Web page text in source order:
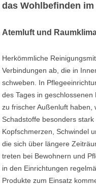
das Wohlbefinden
Atemluft und
Herkömmliche
Verbindungen ab, die in
schweben. In
des Tages in
zu frischer Außenluft haben,
Schadstoffe besonders
Kopfschmerzen, Schwindel
die sich über längere
treten bei Bewohnern und
in den Einrichtungen
Produkte zum Einsatz